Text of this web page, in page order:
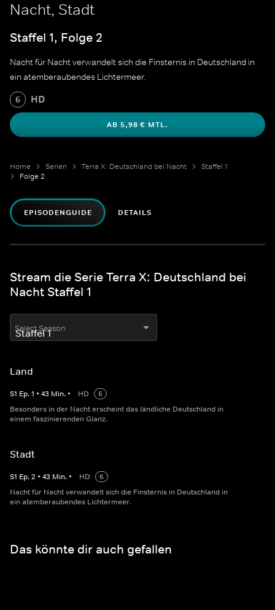
Nacht, Stadt
Staffel 1, Folge 2
Nacht für Nacht verwandelt sich die Finsternis in Deutschland in
ein atemberaubendes Lichtermeer.
6 HD
AB 5,98 € MTL.
Home Serien Terra X: Deutschland bei Nacht
Staffel 1
Folge 2
EPISODENGUIDE DETAILS
Stream die Serie Terra X: Deutschland bei
Nacht Staffel 1
Select Season
Land
S1 Ep.1 • 43 Min. • HD
6
Besonders in der Nacht erscheint das ländliche Deutschland in
einem faszinierenden Glanz.
Stadt
S1 Ep.2 • 43 Min. • HD
6
Nacht für Nacht verwandelt sich die Finsternis in Deutschland in
ein atemberaubendes Lichtermeer.
Das könnte dir auch gefallen